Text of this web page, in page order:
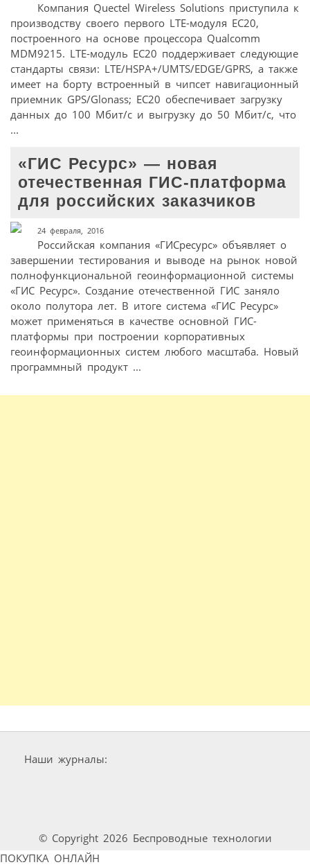
Компания Quectel Wireless Solutions приступила к
производству своего первого LTE-модуля EC20,
построенного на основе процессора Qualcomm
MDM9215. LTE-модуль EC20 поддерживает следующие
стандарты связи: LTE/HSPA+/UMTS/EDGE/GPRS, а также
имеет на борту встроенный в чипсет навигационный
приемник GPS/Glonass; EC20 обеспечивает загрузку
данных до 100 Мбит/c и выгрузку до 50 Мбит/c, что
...
«ГИС Ресурс» — новая
отечественная ГИС-платформа
для российских заказчиков
24 февраля, 2016
Российская компания «ГИСресурс» объявляет о
завершении тестирования и выводе на рынок новой
полнофункциональной геоинформационной системы
«ГИС Ресурс». Создание отечественной ГИС заняло
около полутора лет. В итоге система «ГИС Ресурс»
может применяться в качестве основной ГИС-
платформы при построении корпоративных
геоинформационных систем любого масштаба. Новый
программный продукт ...
Наши журналы:
© Copyright 2026 Беспроводные технологии
ПОКУПКА ОНЛАЙН